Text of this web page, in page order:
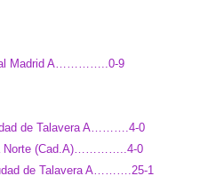
Madrid A…………..0-9
de Talavera A……….4-0
Norte (Cad.A)…………..4-0
de Talavera A……….25-1